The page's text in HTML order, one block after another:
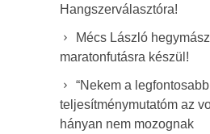
Hangszerválasztóra!
Mécs László
maratonfutásra készül!
“Nekem a legfontosabb
teljesítménymutatóm az
hányan nem mozognak